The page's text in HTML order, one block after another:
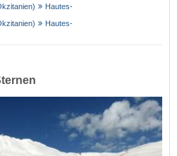
Hautes-
Hautes-